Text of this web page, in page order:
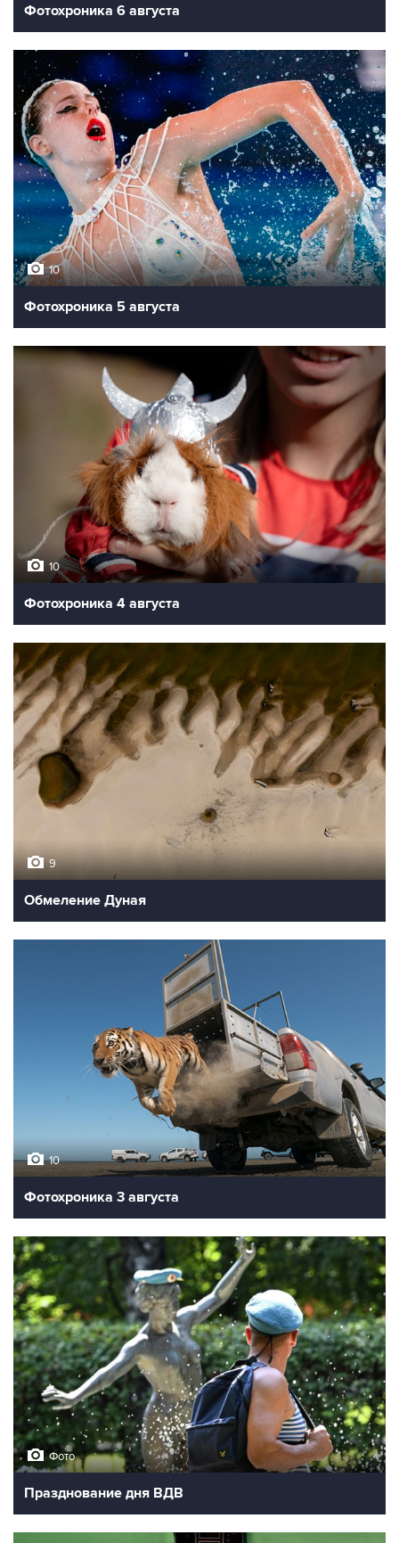
Фотохроника 6 августа
10
Фотохроника 5 августа
10
Фотохроника 4 августа
9
Обмеление Дуная
10
Фотохроника 3 августа
Фото
Празднование дня ВДВ